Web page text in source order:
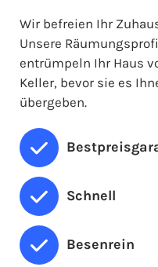
Wir befreien Ihr
Unsere
entrümpeln Ihr Haus
Keller, bevor sie es
übergeben.
Schnell
Besenrein